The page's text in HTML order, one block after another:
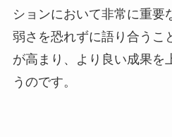
ションにおいて非常に重要
弱さを恐れずに語り合うこ
が高まり、より良い成果を
うのです。